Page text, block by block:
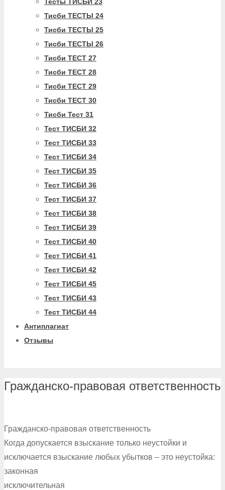
Тисби ТЕСТЫ 24
Тисби ТЕСТЫ 25
Тисби ТЕСТЫ 26
Тисби ТЕСТ 27
Тисби ТЕСТ 28
Тисби ТЕСТ 29
Тисби ТЕСТ 30
Тисби Тест 31
Тест ТИСБИ 32
Тест ТИСБИ 33
Тест ТИСБИ 34
Тест ТИСБИ 35
Тест ТИСБИ 36
Тест ТИСБИ 37
Тест ТИСБИ 38
Тест ТИСБИ 39
Тест ТИСБИ 40
Тест ТИСБИ 41
Тест ТИСБИ 42
Тест ТИСБИ 45
Тест ТИСБИ 43
Тест ТИСБИ 44
Антиплагиат
Отзывы
Гражданско-правовая ответственность
Гражданско-правовая ответственность
Когда допускается взыскание только неустойки и
исключается взыскание любых убытков – это неустойка:
законная
исключительная